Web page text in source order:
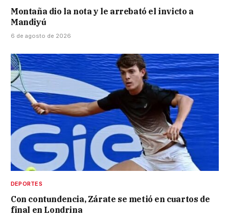
Montaña dio la nota y le arrebató el invicto a
Mandiyú
6 de agosto de 2026
DEPORTES
Con contundencia, Zárate se metió en cuartos de
final en Londrina